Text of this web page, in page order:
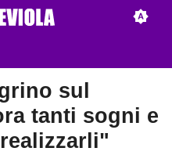
sul
tanti sogni e